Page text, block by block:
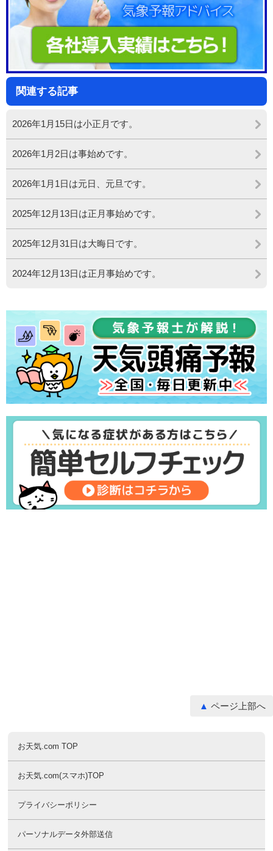
関連する記事
2026年1月15日は小正月です。
2026年1月2日は事始めです。
2026年1月1日は元日、元旦です。
2025年12月13日は正月事始めです。
2025年12月31日は大晦日です。
2024年12月13日は正月事始めです。
ページ上部へ
お天気.com TOP
お天気.com(スマホ)TOP
プライバシーポリシー
パーソナルデータ外部送信